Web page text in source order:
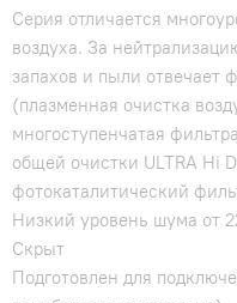
Серия отличается
воздуха. За
запахов и пыли отвечает
(плазменная очистка
многоступенчатая
общей очистки ULTRA Hi
фотокаталитический
Низкий уровень шума от
Скрыт
Подготовлен для